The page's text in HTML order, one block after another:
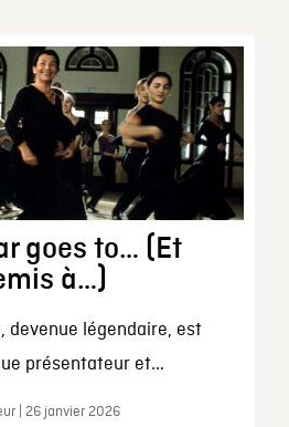
goes to… (Et
à…)
devenue légendaire, est
présentateur et...
| 26 janvier 2026